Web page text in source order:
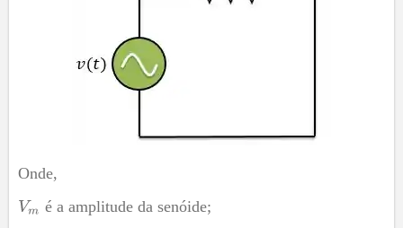
Onde,
é a amplitude da senóide;